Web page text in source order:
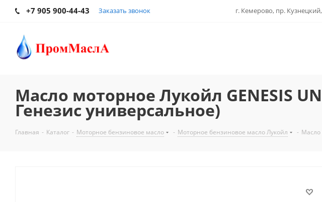
+7 905 900-44-43 Заказать звонок г. Кемерово, пр. Кузнецкий,
Масло моторное Лукойл GENESIS
Генезис универсальное)
Главная - Каталог - Моторное бензиновое масло - Моторное бензиновое масло Лукойл - Масло